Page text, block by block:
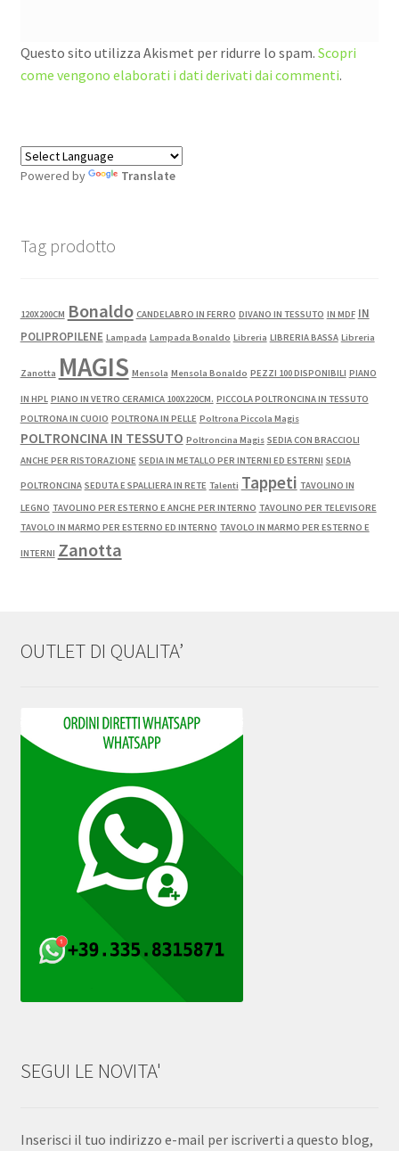
Questo sito utilizza Akismet per ridurre lo spam. Scopri
come vengono elaborati i dati derivati dai commenti.
Powered by Translate
Tag prodotto
120X200CM Bonaldo CANDELABRO IN FERRO DIVANO IN TESSUTO IN MDF IN
POLIPROPILENE Lampada Lampada Bonaldo Libreria LIBRERIA BASSA Libreria
Zanotta MAGIS Mensola Mensola Bonaldo PEZZI 100 DISPONIBILI PIANO
IN HPL PIANO IN VETRO CERAMICA 100X220CM. PICCOLA POLTRONCINA IN TESSUTO
POLTRONA IN CUOIO POLTRONA IN PELLE Poltrona Piccola Magis
POLTRONCINA IN TESSUTO Poltroncina Magis SEDIA CON BRACCIOLI
ANCHE PER RISTORAZIONE SEDIA IN METALLO PER INTERNI ED ESTERNI SEDIA
POLTRONCINA SEDUTA E SPALLIERA IN RETE Talenti Tappeti TAVOLINO IN
LEGNO TAVOLINO PER ESTERNO E ANCHE PER INTERNO TAVOLINO PER TELEVISORE
TAVOLO IN MARMO PER ESTERNO ED INTERNO TAVOLO IN MARMO PER ESTERNO E
INTERNI Zanotta
OUTLET DI QUALITA’
SEGUI LE NOVITA'
Inserisci il tuo indirizzo e-mail per iscriverti a questo blog,